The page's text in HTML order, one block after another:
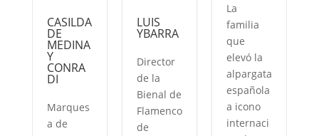
CASILDA
DE
MEDINA
Y
CONRA
DI
Marques
a de
LUIS
YBARRA
Director
de la
Bienal de
Flamenco
de
La
familia
que
elevó la
alpargata
española
a icono
internaci